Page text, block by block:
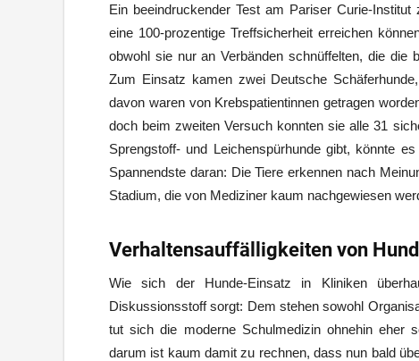
Ein beeindruckender Test am Pariser Curie-
eine 100-prozentige Treffsicherheit erreichen
obwohl sie nur an Verbänden schnüffelten, die die
Zum Einsatz kamen zwei Deutsche
davon waren von Krebspatientinnen getragen
doch beim zweiten Versuch konnten sie alle 31
Sprengstoff- und Leichenspürhunde gibt, könnte
Spannendste daran: Die Tiere erkennen nach
Stadium, die von Mediziner kaum nachgewiesen
Verhaltensauffälligkeiten von
Wie sich der Hunde-Einsatz in Kliniken
Diskussionsstoff sorgt: Dem stehen sowohl
tut sich die moderne Schulmedizin ohnehin eher
darum ist kaum damit zu rechnen, dass nun bald